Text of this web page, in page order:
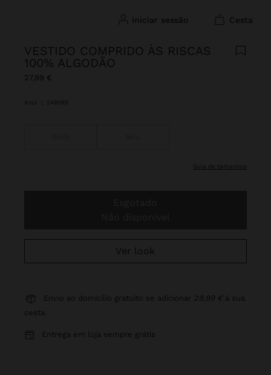
iniciar sessão cesta
VESTIDO COMPRIDO ÀS RISCAS
100% ALGODÃO
27,99 €
248089
guia de tamanhos
Ver look
Envio ao domicílio gratuito se adicionar 29,99 € à sua
cesta.
Entrega em loja sempre grátis